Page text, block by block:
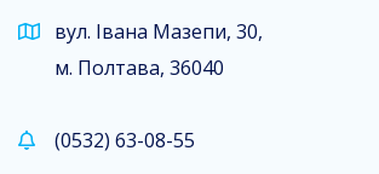
вул. Івана Мазепи, 30,
м. Полтава, 36040
(0532) 63-08-55